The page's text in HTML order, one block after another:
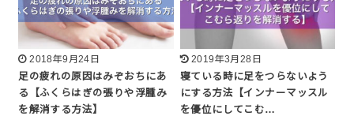
2018年9月24日
足の疲れの原因はみぞおちにあ
る【ふくらはぎの張りや浮腫み
を解消する方法】
2019年3月28日
寝ている時に足をつらないよう
にする方法【インナーマッスル
を優位にしてこむ…